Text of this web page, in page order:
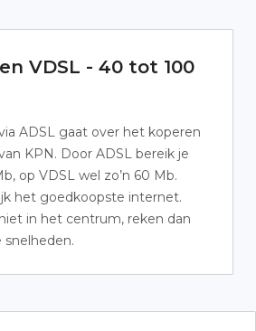
VDSL - 40 tot 100
ADSL gaat over het koperen
KPN. Door ADSL bereik je
op VDSL wel zo’n 60 Mb.
het goedkoopste internet.
in het centrum, reken dan
snelheden.